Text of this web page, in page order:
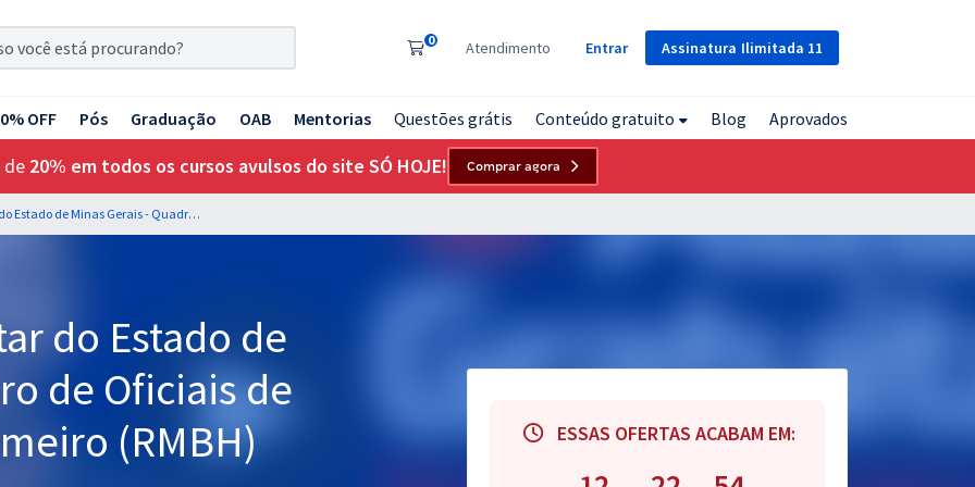
Assinatura Ilimitada 11
0 Atendimento Entrar
OFF Pós Graduação OAB Mentorias Questões grátis Conteúdo gratuito Blog Aprovados
de 20% em todos os cursos avulsos do site SÓ HOJE! Comprar agora
PM MG - Polícia Militar do Estado de Minas Gerais - Quadro de Oficiais de Saúde (QOS) - Enfermeiro (RMBH)
do Estado de
de Oficiais de
(RMBH)
ESSAS OFERTAS ACABAM EM: